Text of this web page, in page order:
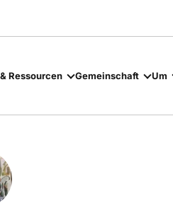
Ressourcen Gemeinschaft Um